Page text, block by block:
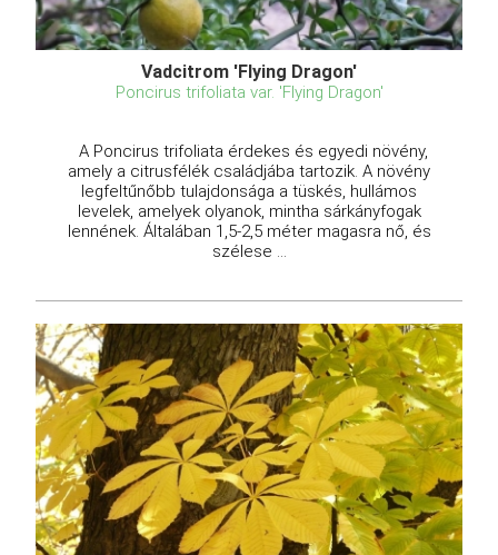
Vadcitrom 'Flying Dragon'
Poncirus trifoliata var. 'Flying Dragon'
A Poncirus trifoliata érdekes és egyedi növény,
amely a citrusfélék családjába tartozik. A növény
legfeltűnőbb tulajdonsága a tüskés, hullámos
levelek, amelyek olyanok, mintha sárkányfogak
lennének. Általában 1,5-2,5 méter magasra nő, és
szélese ...